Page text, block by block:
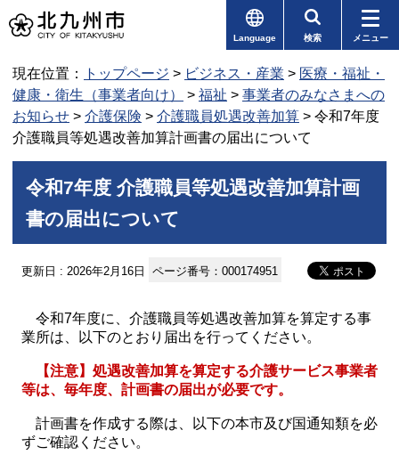
Language 検索 メニュー
現在位置： トップページ > ビジネス・産業 > 医療・福祉・
健康・衛生（事業者向け）
> 福祉 > 事業者のみなさまへの
お知らせ > 介護保険 > 介護職員処遇改善加算 > 令和7年度
介護職員等処遇改善加算計画書の届出について
令和7年度 介護職員等処遇改善加算計画
書の届出について
更新日 : 2026年2月16日 ページ番号：000174951
令和7年度に、介護職員等処遇改善加算を算定する事
業所は、以下のとおり届出を行ってください。
【注意】 処遇改善加算を算定する介護サービス事業者
等は、毎年度、計画書の届出が必要です。
計画書を作成する際は、以下の本市及び国通知類を必
ずご確認ください。